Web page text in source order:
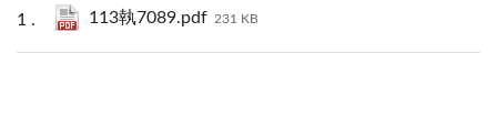
113執7089.pdf 231 KB